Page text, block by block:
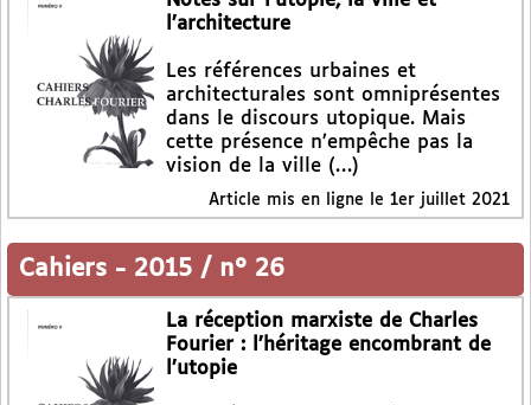
l’architecture
Les références urbaines et
architecturales sont omniprésentes
dans le discours utopique. Mais
cette présence n’empêche pas la
vision de la ville (…)
Article mis en ligne le 1er juillet 2021
Cahiers - 2015 / n° 26
La réception marxiste de Charles
Fourier : l’héritage encombrant de
l’utopie